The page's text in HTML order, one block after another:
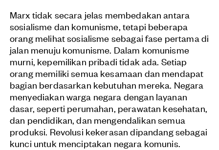
Marx tidak secara jelas membedakan antara
sosialisme dan komunisme, tetapi beberapa
orang melihat sosialisme sebagai fase pertama di
jalan menuju komunisme. Dalam komunisme
murni, kepemilikan pribadi tidak ada. Setiap
orang memiliki semua kesamaan dan mendapat
bagian berdasarkan kebutuhan mereka. Negara
menyediakan warga negara dengan layanan
dasar, seperti perumahan, perawatan kesehatan,
dan pendidikan, dan mengendalikan semua
produksi. Revolusi kekerasan dipandang sebagai
kunci untuk menciptakan negara komunis.